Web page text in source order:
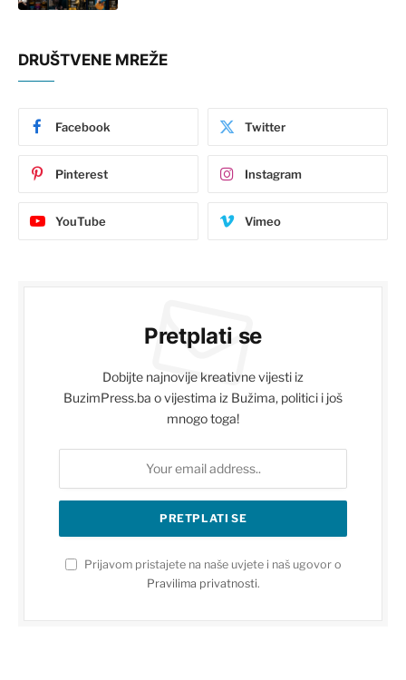
DRUŠTVENE MREŽE
Facebook Twitter
Pinterest Instagram
YouTube Vimeo
Pretplati se
Dobijte najnovije kreativne vijesti iz
BuzimPress.ba o vijestima iz Bužima, politici i još
mnogo toga!
Prijavom pristajete na naše uvjete i naš ugovor o
Pravilima privatnosti.